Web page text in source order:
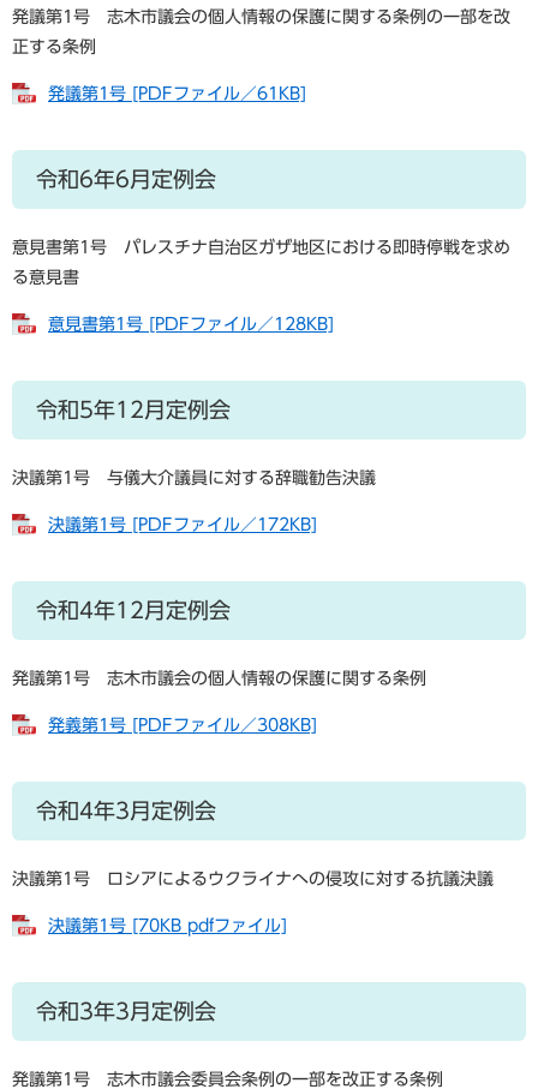
発議第1号 志木市議会の個人情報の保護に関する条例の一部を改
正する条例
発議第1号 [PDFファイル／61KB]
令和6年6月定例会
意見書第1号 パレスチナ自治区ガザ地区における即時停戦を求め
る意見書
意見書第1号 [PDFファイル／128KB]
令和5年12月定例会
決議第1号 与儀大介議員に対する辞職勧告決議
決議第1号 [PDFファイル／172KB]
令和4年12月定例会
発議第1号 志木市議会の個人情報の保護に関する条例
発義第1号 [PDFファイル／308KB]
令和4年3月定例会
決議第1号 ロシアによるウクライナへの侵攻に対する抗議決議
決議第1号 [70KB pdfファイル]
令和3年3月定例会
発議第1号 志木市議会委員会条例の一部を改正する条例